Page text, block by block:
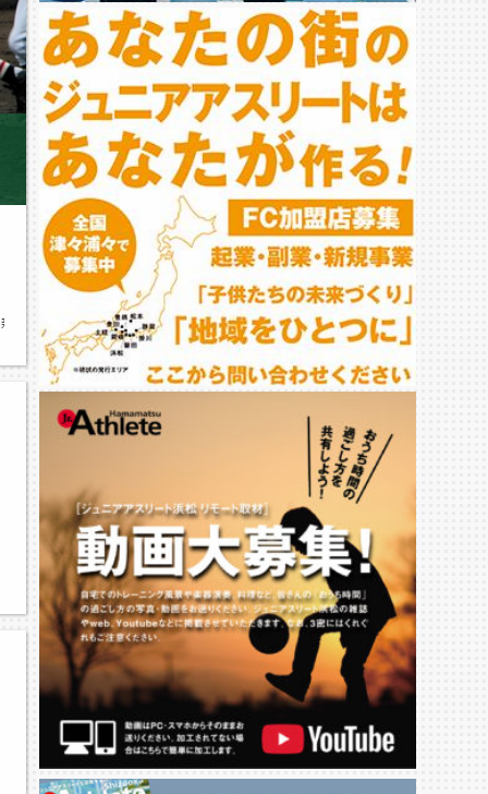
人野球大会